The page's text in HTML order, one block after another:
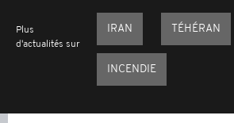
Plus
d'actualités sur
IRAN TÉHÉRAN
INCENDIE